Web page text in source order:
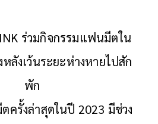
ร่วมกิจกรรมแฟนมีตใน
ลังเว้นระยะห่างหายไปสัก
พัก
ครั้งล่าสุดในปี 2023 มีช่วง